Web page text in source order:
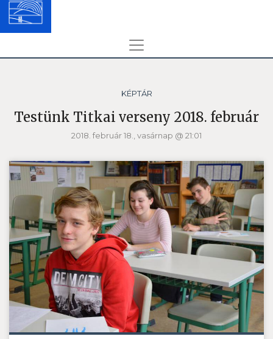
KÉPTÁR
Testünk Titkai verseny 2018. február
2018. február 18., vasárnap @ 21:01